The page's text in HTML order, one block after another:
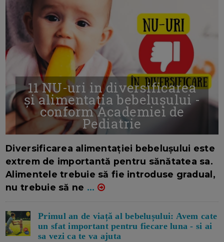
11 NU-uri in diversificarea
și alimentația bebelușului -
conform Academiei de
Pediatrie
Diversificarea alimentației bebelușului este
extrem de importantă pentru sănătatea sa.
Alimentele trebuie să fie introduse gradual,
nu trebuie să ne ...
Primul an de viață al bebelușului: Avem cate
un sfat important pentru fiecare luna - si ai
sa vezi ca te va ajuta